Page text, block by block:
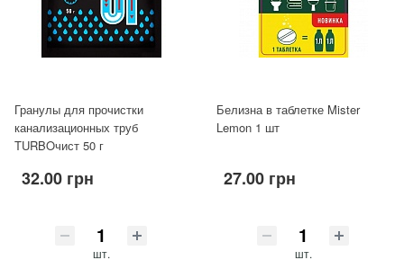
Гранулы для прочистки
канализационных труб
TURBOчист 50 г
32.00 грн
шт.
Белизна в таблетке Mister
Lemon 1 шт
27.00 грн
шт.